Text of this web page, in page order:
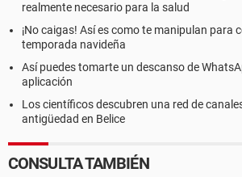
realmente necesario para la salud
¡No caigas! Así es como te manipulan para
temporada navideña
Así puedes tomarte un descanso de
aplicación
Los científicos descubren una red de
antigüedad en Belice
CONSULTA TAMBIÉN